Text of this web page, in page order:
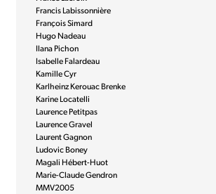
Francis Labissonnière
François Simard
Hugo Nadeau
Ilana Pichon
Isabelle Falardeau
Kamille Cyr
Karlheinz Kerouac Brenke
Karine Locatelli
Laurence Petitpas
Laurence Gravel
Laurent Gagnon
Ludovic Boney
Magali Hébert-Huot
Marie-Claude Gendron
MMV2005